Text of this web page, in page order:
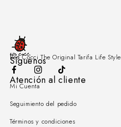
Red Cocci The Original Tarifa Life Style
Síguenos
Atención al cliente
Mi Cuenta
Seguimiento del pedido
Términos y condiciones